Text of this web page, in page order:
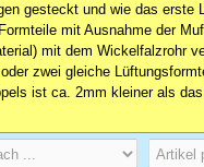
gesteckt und wie das erste
mit Ausnahme der
mit dem Wickelfalzrohr
zwei gleiche
ist ca. 2mm kleiner als